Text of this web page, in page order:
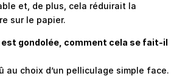
et, de plus, cela réduirait la
sur le papier.
est gondolée, comment cela se fait-il
au choix d’un pelliculage simple face.